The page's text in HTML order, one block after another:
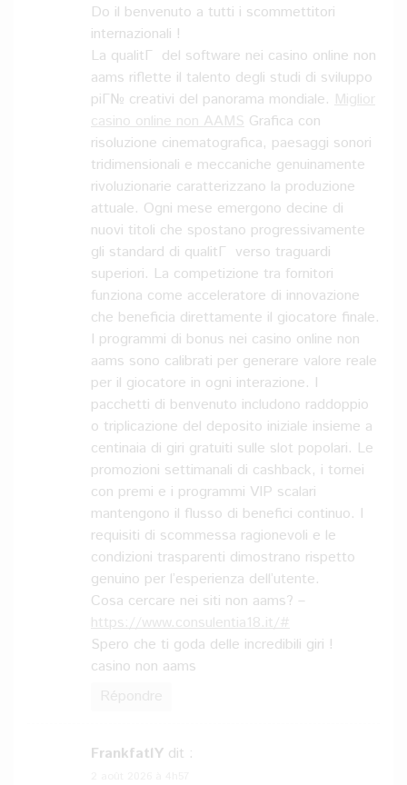
Do il benvenuto a tutti i scommettitori
internazionali !
La qualitГ del software nei casino online non
aams riflette il talento degli studi di sviluppo
piГ№ creativi del panorama mondiale. Miglior
casino online non AAMS Grafica con
risoluzione cinematografica, paesaggi sonori
tridimensionali e meccaniche genuinamente
rivoluzionarie caratterizzano la produzione
attuale. Ogni mese emergono decine di
nuovi titoli che spostano progressivamente
gli standard di qualitГ verso traguardi
superiori. La competizione tra fornitori
funziona come acceleratore di innovazione
che beneficia direttamente il giocatore finale.
I programmi di bonus nei casino online non
aams sono calibrati per generare valore reale
per il giocatore in ogni interazione. I
pacchetti di benvenuto includono raddoppio
o triplicazione del deposito iniziale insieme a
centinaia di giri gratuiti sulle slot popolari. Le
promozioni settimanali di cashback, i tornei
con premi e i programmi VIP scalari
mantengono il flusso di benefici continuo. I
requisiti di scommessa ragionevoli e le
condizioni trasparenti dimostrano rispetto
genuino per l’esperienza dell’utente.
Cosa cercare nei siti non aams? –
https://www.consulentia18.it/#
Spero che ti goda delle incredibili giri !
casino non aams
FrankfatlY dit :